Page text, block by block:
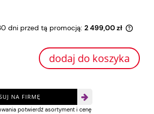
dni przed tą promocją: 2 499,00 zł
30
dodaj do koszyka
NA FIRMĘ
potwierdź asortyment i cenę